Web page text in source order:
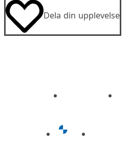
Dela din upplevelse